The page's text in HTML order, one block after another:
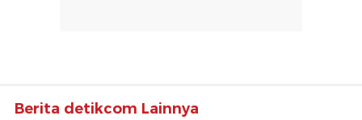
Berita detikcom Lainnya